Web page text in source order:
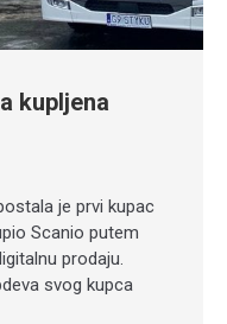
kupljena
je prvi kupac
Scanio putem
prodaju.
svog kupca